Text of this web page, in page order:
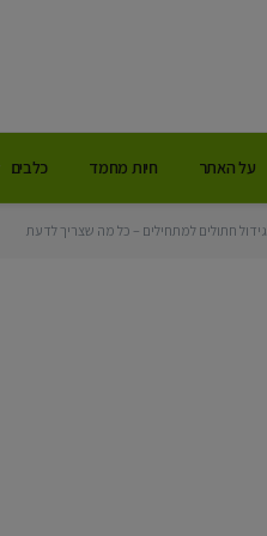
על האתר חיות מחמד כלבים
גידול חתולים למתחילים – כל מה שצריך לדעת